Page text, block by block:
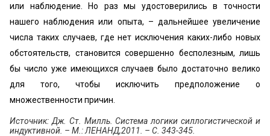
или наблюдение. Но раз мы удостоверились в точности
нашего наблюдения или опыта, – дальнейшее увеличение
числа таких случаев, где нет исключения каких-либо новых
обстоятельств, становится совершенно бесполезным, лишь
бы число уже имеющихся случаев было достаточно велико
для того, чтобы исключить предположение о
множественности причин.
Источник: Дж. Ст. Милль. Система логики силлогистической и
индуктивной. – М.: ЛЕНАНД,2011. – С. 343-345.